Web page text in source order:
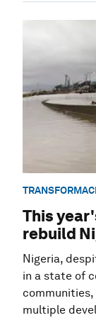
This
rebuild
Nigeria,
in a state of
multiple